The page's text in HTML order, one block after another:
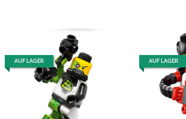
AUF LAGER AUF LAGER